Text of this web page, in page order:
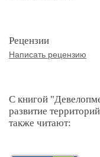
Рецензии
Написать рецензию
С книгой
развитие
также читают: